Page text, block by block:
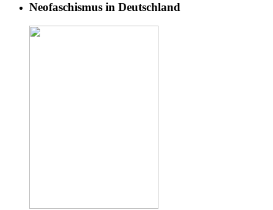
Neofaschismus in Deutschland